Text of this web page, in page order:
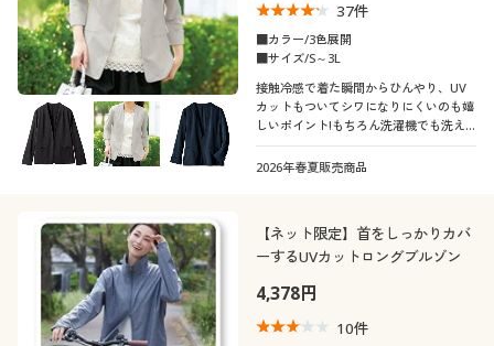
カーテン・ラグ・ファブリック
制服・学生服
ジュニア・ティーンズ下着
大きいサイズ通販すべて
大きいサイズ レディース服
大きいサイズ レディース下着
大きいサイズ 事務・制服
バーゲン
バーゲンセール
シークレットセール
詳細検索
商品カテゴリ一覧
カタログ・チラシからのご注文
デジタルカタログ
口コミ
(4〜4.9)
(3〜3.9)
レディースサ
LL 3L
カラー
37件
■カラー/3色展開
■サイズ/S～3L
接触冷感で着た瞬間からひんやり、UV
カットもついてシワになりにくいのも嬉
しいポイント!もちろん洗濯機でも洗え
ます!
2026年春夏販売商品
【ネット限定】首をしっかりカバ
ーするUVカットロングブルゾン
4,378円
10件